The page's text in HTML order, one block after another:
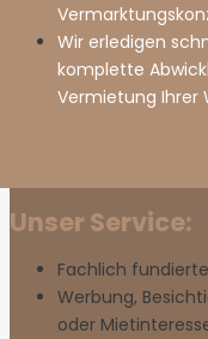
Impressum
Wir erledigen
komplette
Vermietung Ihrer
Unser Service:
Fachlich
Werbung,
oder